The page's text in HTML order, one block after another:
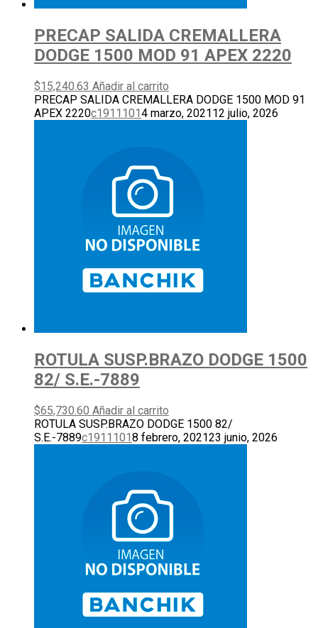
PRECAP SALIDA CREMALLERA
DODGE 1500 MOD 91 APEX 2220
$15,240.63 Añadir al carrito
PRECAP SALIDA CREMALLERA DODGE 1500 MOD 91
APEX 2220c19111014 marzo, 202112 julio, 2026
ROTULA SUSP.BRAZO DODGE 1500
82/ S.E.-7889
$65,730.60 Añadir al carrito
ROTULA SUSP.BRAZO DODGE 1500 82/
S.E.-7889c19111018 febrero, 202123 junio, 2026